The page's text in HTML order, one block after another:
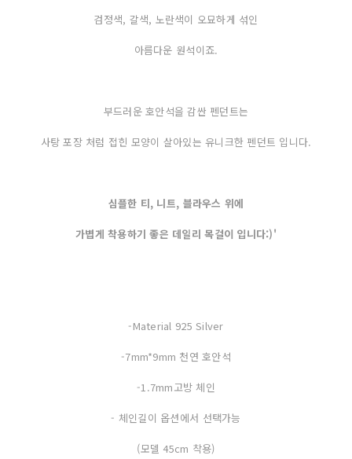
검정색, 갈색, 노란색이 오묘하게 섞인
아름다운 원석이죠.
부드러운 호안석을 감싼 펜던트는
사탕 포장 처럼 접힌 모양이 살아있는 유니크한 펜던트 입니다.
심플한 티, 니트, 블라우스 위에
가볍게 착용하기 좋은 데일리 목걸이 입니다:)'
-Material 925 Silver
-7mm*9mm 천연 호안석
-1.7mm고방 체인
- 체인길이 옵션에서 선택가능
(모델 45cm 착용)